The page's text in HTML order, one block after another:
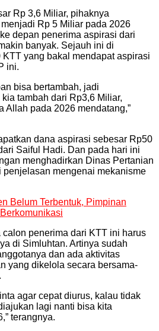
Rp 3,6 Miliar, pihaknya
Rp 5 Miliar pada 2026
depan penerima aspirasi dari
banyak. Sejauh ini di
yang bakal mendapat aspirasi
ini.
bisa bertambah, jadi
tambah dari Rp3,6 Miliar,
Allah pada 2026 mendatang,”
dana aspirasi sebesar Rp50
Saiful Hadi. Dan pada hari ini
menghadirkan Dinas Pertanian
mengenai mekanisme
Belum Terbentuk, Pimpinan
calon penerima dari KTT ini harus
di Simluhtan. Artinya sudah
dan ada aktivitas
yang dikelola secara bersama-
agar cepat diurus, kalau tidak
lagi nanti bisa kita
terangnya.